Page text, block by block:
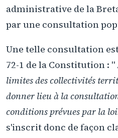
administrative de la
par une consultation
Une telle consultation
72-1 de la Constitution : "
limites des collectivités
donner lieu à la
conditions prévues par la
s'inscrit donc de façon